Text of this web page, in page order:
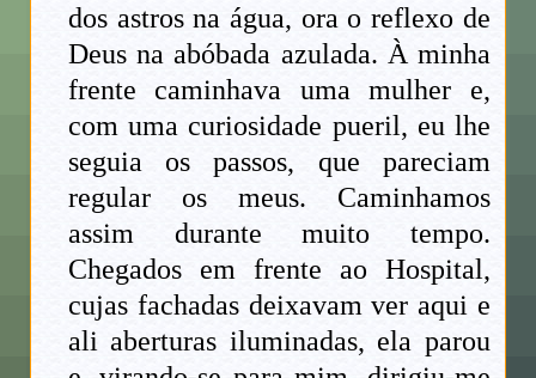
dos astros na água, ora o reflexo de
Deus na abóbada azulada. À minha
frente caminhava uma mulher e,
com uma curiosidade pueril, eu lhe
seguia os passos, que pareciam
regular os meus. Caminhamos
assim durante muito tempo.
Chegados em frente ao Hospital,
cujas fachadas deixavam ver aqui e
ali aberturas iluminadas, ela parou